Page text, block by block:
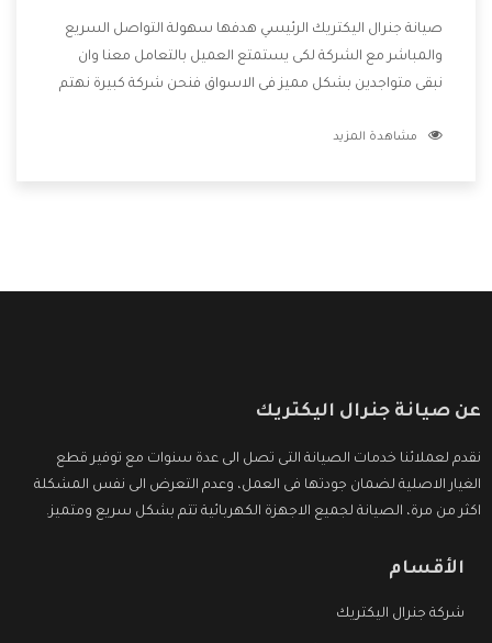
صيانة جنرال اليكتريك الرئيسي هدفها سهولة التواصل السريع
والمباشر مع الشركة لكى يستمتع العميل بالتعامل معنا وان
نبقى متواجدين بشكل مميز فى الاسواق فنحن شركة كبيرة نهتم
الشركة بها والتى تكون منها خدمة الصيانة التى تكون من أهم
مشاهدة المزيد
عن صيانة جنرال اليكتريك
نقدم لعملائنا خدمات الصيانة التى تصل الى عدة سنوات مع توفير قطع
الغيار الاصلية لضمان جودتها فى العمل، وعدم التعرض الى نفس المشكلة
اكثر من مرة، الصيانة لجميع الاجهزة الكهربائية تتم بشكل سريع ومتميز.
الأقسام
شركة جنرال اليكتريك